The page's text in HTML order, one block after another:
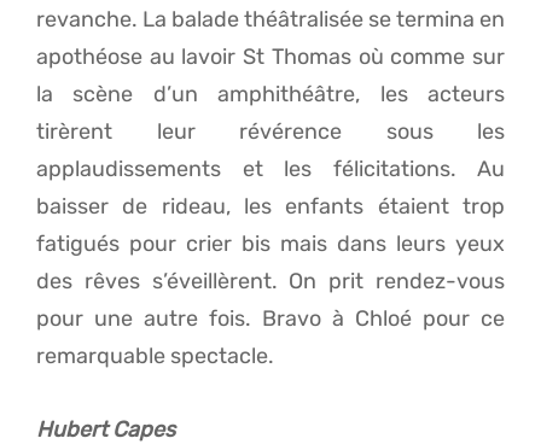
revanche. La balade théâtralisée se termina en
apothéose au lavoir St Thomas où comme sur
la scène d’un amphithéâtre, les acteurs
tirèrent leur révérence sous les
applaudissements et les félicitations. Au
baisser de rideau, les enfants étaient trop
fatigués pour crier bis mais dans leurs yeux
des rêves s’éveillèrent. On prit rendez-vous
pour une autre fois. Bravo à Chloé pour ce
remarquable spectacle.
Hubert Capes